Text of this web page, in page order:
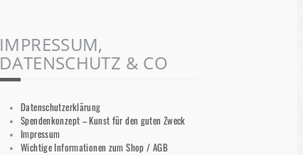
IMPRESSUM,
DATENSCHUTZ & CO
Datenschutzerklärung
Spendenkonzept – Kunst für den guten Zweck
Impressum
Wichtige Informationen zum Shop / AGB